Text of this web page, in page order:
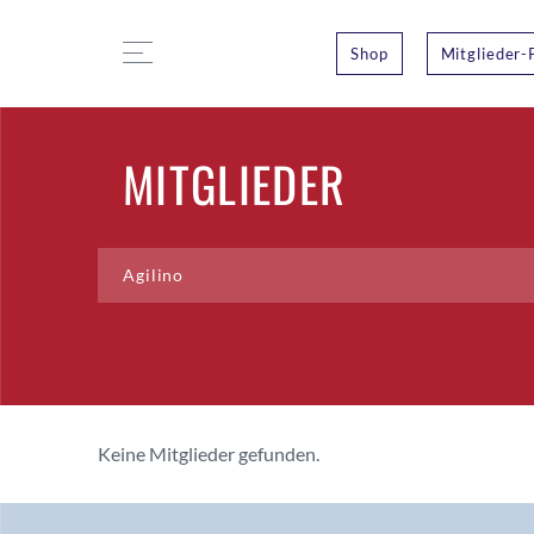
Shop Mitglieder-
MITGLIEDER
Keine Mitglieder gefunden.